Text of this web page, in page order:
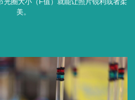
美。